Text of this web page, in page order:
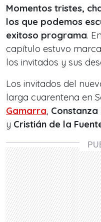
Momentos tristes,
los que podemos
exitoso programa.
capítulo estuvo
los invitados y sus
Los invitados del
larga cuarentena en
Gamarra, Constanza
y Cristián de la